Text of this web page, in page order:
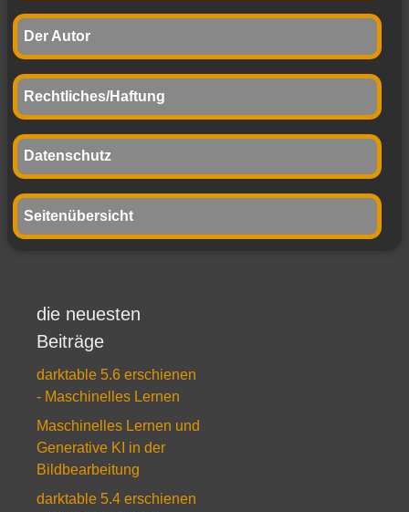
Der Autor
Rechtliches/Haftung
Datenschutz
Seitenübersicht
die neuesten
Beiträge
darktable 5.6 erschienen
- Maschinelles Lernen
Maschinelles Lernen und
Generative KI in der
Bildbearbeitung
darktable 5.4 erschienen